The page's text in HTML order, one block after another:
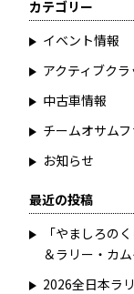
カテゴリー
イベント情報
アクティブクラ
中古車情報
チームオサム
お知らせ
最近の投稿
「やましろの
＆ラリー・カ
2026全日本ラ